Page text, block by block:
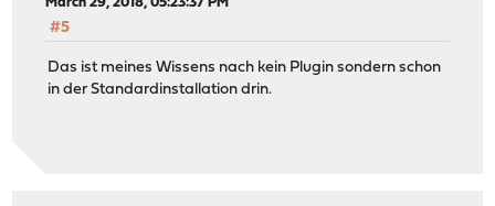
#5
Das ist meines Wissens nach kein Plugin sondern schon
in der Standardinstallation drin.